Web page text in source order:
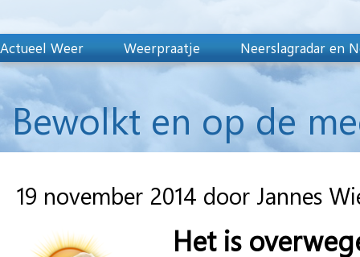
Actueel Weer Weerpraatje Neerslagradar en
Bewolkt en op de
19 november 2014 door Jannes
Het is